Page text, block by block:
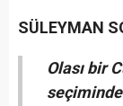
SÜLEYMAN
Olası bir